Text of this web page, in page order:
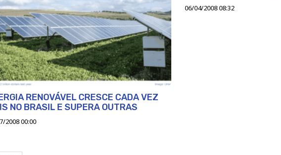
RENOVÁVEL CRESCE CADA VEZ
NO BRASIL E SUPERA OUTRAS
2008 00:00
06/04/2008 08:32